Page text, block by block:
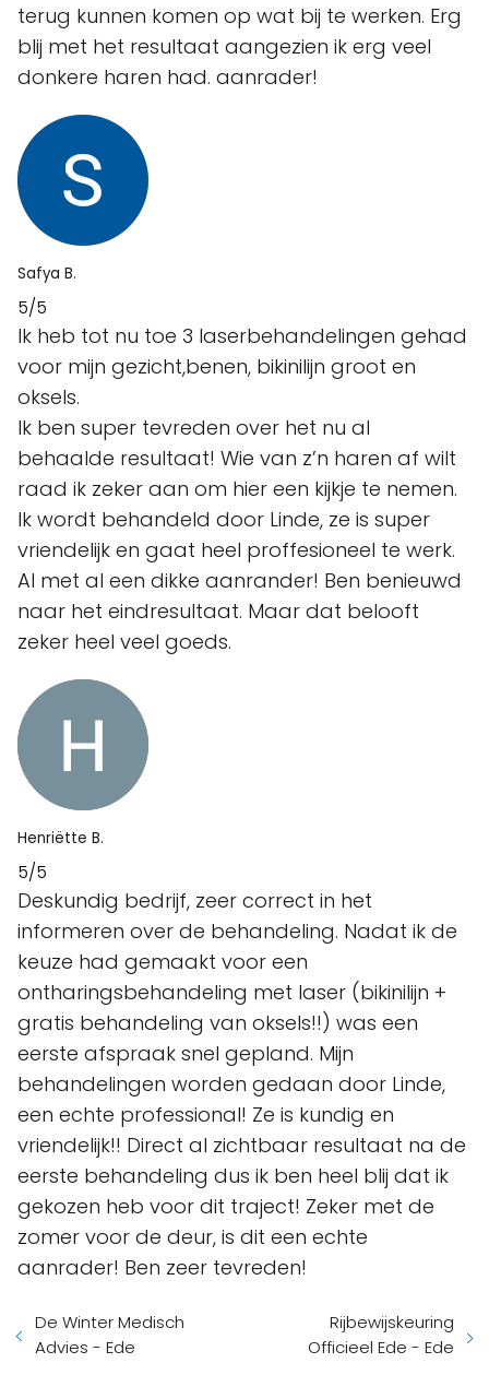
terug kunnen komen op wat bij te werken. Erg
blij met het resultaat aangezien ik erg veel
donkere haren had. aanrader!
Safya B.
5/5
Ik heb tot nu toe 3 laserbehandelingen gehad
voor mijn gezicht,benen, bikinilijn groot en
oksels.
Ik ben super tevreden over het nu al
behaalde resultaat! Wie van z’n haren af wilt
raad ik zeker aan om hier een kijkje te nemen.
Ik wordt behandeld door Linde, ze is super
vriendelijk en gaat heel proffesioneel te werk.
Al met al een dikke aanrander! Ben benieuwd
naar het eindresultaat. Maar dat belooft
zeker heel veel goeds.
Henriëtte B.
5/5
Deskundig bedrijf, zeer correct in het
informeren over de behandeling. Nadat ik de
keuze had gemaakt voor een
ontharingsbehandeling met laser (bikinilijn +
gratis behandeling van oksels!!) was een
eerste afspraak snel gepland. Mijn
behandelingen worden gedaan door Linde,
een echte professional! Ze is kundig en
vriendelijk!! Direct al zichtbaar resultaat na de
eerste behandeling dus ik ben heel blij dat ik
gekozen heb voor dit traject! Zeker met de
zomer voor de deur, is dit een echte
aanrader! Ben zeer tevreden!
De Winter Medisch
Advies - Ede
Rijbewijskeuring
Officieel Ede - Ede